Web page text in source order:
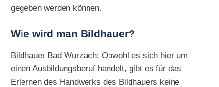
gegeben werden können.
Wie wird man Bildhauer?
Bildhauer Bad Wurzach: Obwohl es sich hier um
einen Ausbildungsberuf handelt, gibt es für das
Erlernen des Handwerks des Bildhauers keine